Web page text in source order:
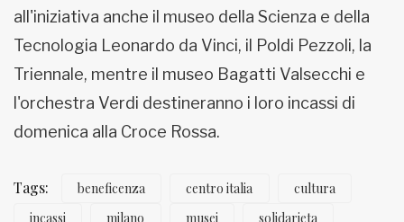
all'iniziativa anche il museo della Scienza e della
Tecnologia Leonardo da Vinci, il Poldi Pezzoli, la
Triennale, mentre il museo Bagatti Valsecchi e
l'orchestra Verdi destineranno i loro incassi di
domenica alla Croce Rossa.
Tags: beneficenza centro italia
cultura
incassi
milano musei
solidarieta